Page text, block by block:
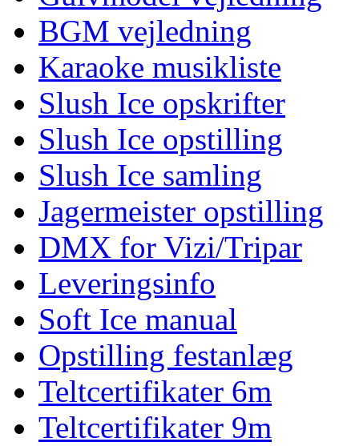
BGM vejledning
Karaoke musikliste
Slush Ice opskrifter
Slush Ice opstilling
Slush Ice samling
Jagermeister opstilling
DMX for Vizi/Tripar
Leveringsinfo
Soft Ice manual
Opstilling festanlæg
Teltcertifikater 6m
Teltcertifikater 9m